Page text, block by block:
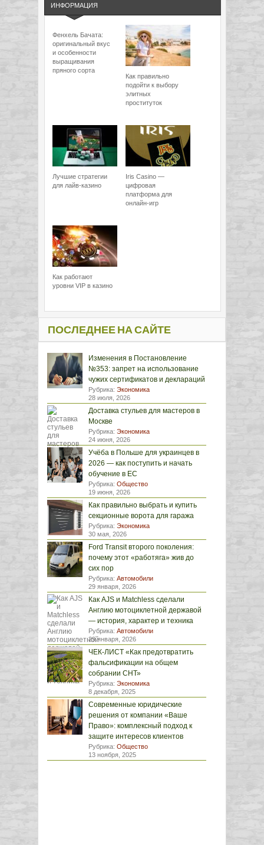
ИНФОРМАЦИЯ
Фенхель Бачата:
оригинальный вкус
и особенности
выращивания
пряного сорта
Как правильно
подойти к выбору
элитных
проституток
Лучшие стратегии
для лайв-казино
Iris Casino —
цифровая
платформа для
онлайн-игр
Как работают
уровни VIP в казино
ПОСЛЕДНЕЕ НА САЙТЕ
Изменения в Постановление
№353: запрет на использование
чужих сертификатов и деклараций
Рубрика: Экономика
28 июля, 2026
Доставка стульев для мастеров в
Москве
Рубрика: Экономика
24 июня, 2026
Учёба в Польше для украинцев в
2026 — как поступить и начать
обучение в ЕС
Рубрика: Общество
19 июня, 2026
Как правильно выбрать и купить
секционные ворота для гаража
Рубрика: Экономика
30 мая, 2026
Ford Transit второго поколения:
почему этот «работяга» жив до
сих пор
Рубрика: Автомобили
29 января, 2026
Как AJS и Matchless сделали
Англию мотоциклетной державой
— история, характер и техника
Рубрика: Автомобили
29 января, 2026
ЧЕК-ЛИСТ «Как предотвратить
фальсификации на общем
собрании СНТ»
Рубрика: Экономика
8 декабря, 2025
Современные юридические
решения от компании «Ваше
Право»: комплексный подход к
защите интересов клиентов
Рубрика: Общество
13 ноября, 2025